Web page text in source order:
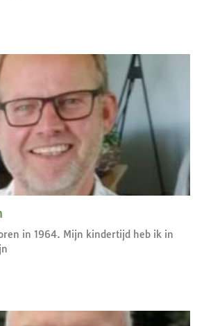
in 1964. Mijn kindertijd heb ik in